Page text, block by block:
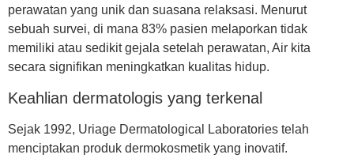
perawatan yang unik dan suasana relaksasi. Menurut
sebuah survei, di mana 83% pasien melaporkan tidak
memiliki atau sedikit gejala setelah perawatan, Air kita
secara signifikan meningkatkan kualitas hidup.
Keahlian dermatologis yang terkenal
Sejak 1992, Uriage Dermatological Laboratories telah
menciptakan produk dermokosmetik yang inovatif.